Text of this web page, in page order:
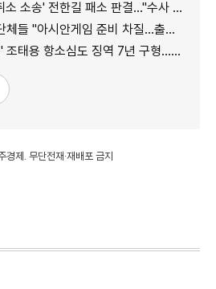
송' 전한길 패소 판결…"수사 상당한 차질"
시안게임 준비 차질…출입 협조 간곡히 요청"
항소심도 징역 7년 구형…내달 19일 선고
제. 무단전재·재배포 금지